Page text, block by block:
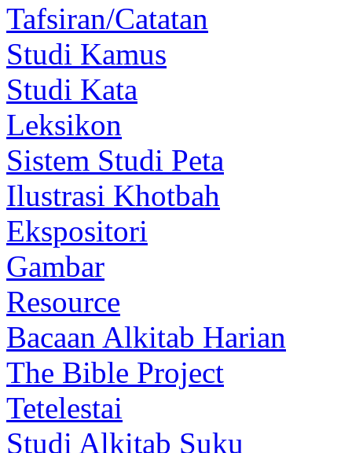
Tafsiran/Catatan
Studi Kamus
Studi Kata
Leksikon
Sistem Studi Peta
Ilustrasi Khotbah
Ekspositori
Gambar
Resource
Bacaan Alkitab Harian
The Bible Project
Tetelestai
Studi Alkitab Suku